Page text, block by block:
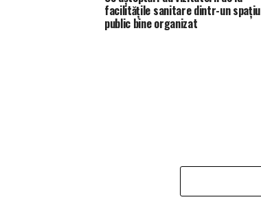
facilitățile sanitare dintr-un spațiu
public bine organizat